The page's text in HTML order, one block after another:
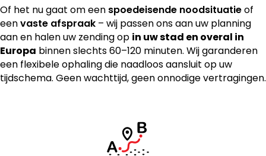
Of het nu gaat om een spoedeisende noodsituatieof
eenvaste afspraak – wij passen ons aan uw planning
aan en halen uw zending op in uw stad en overal in
Europa binnen slechts 60–120 minuten. Wij garanderen
een flexibele ophaling die naadloos aansluit op uw
tijdschema. Geen wachttijd, geen onnodige vertragingen.